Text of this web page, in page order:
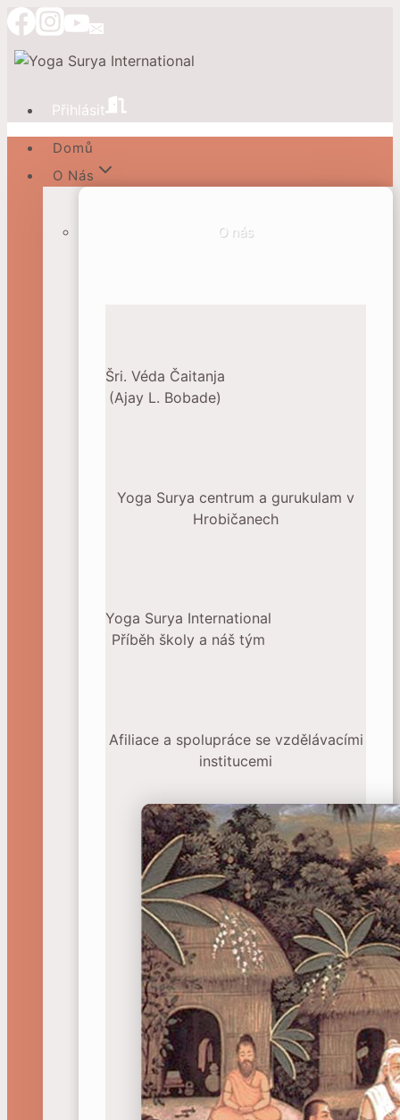
Přeskočit
na
obsah
Přihlásit
Domů
O Nás
O nás
Šri. Véda Čaitanja
(Ajay L. Bobade)
Yoga Surya centrum a gurukulam v
Hrobičanech
Yoga Surya International
Příběh školy a náš tým
Afiliace a spolupráce se vzdělávacími
institucemi